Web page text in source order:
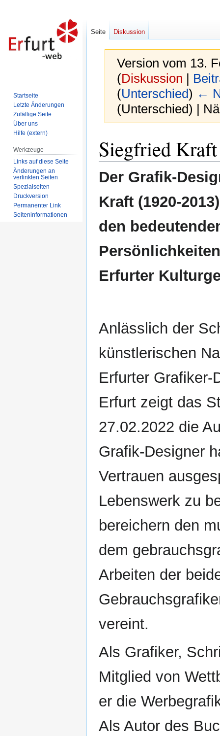
Version vom 13.
(Diskussion |
(Unterschied) ←
(Unterschied) |
Navigation
springen
Suche
springen
Siegfried Kraft
Der Grafik-
Kraft (1920-
den
Erfurter
Anlässlich der
künstlerischen
Erfurter Grafiker-
Erfurt zeigt das
27.02.2022 die
Grafik-Designer
Vertrauen
Lebenswerk zu
bereichern den
dem
Arbeiten der
vereint.
Als Grafiker,
Mitglied von
er die
Als Autor des
Seite Diskussion
Startseite
Letzte Änderungen
Zufällige Seite
Über uns
Hilfe (extern)
Werkzeuge
Links auf diese Seite
Änderungen an
verlinkten Seiten
Spezialseiten
Druckversion
Permanenter Link
Seiten­informationen